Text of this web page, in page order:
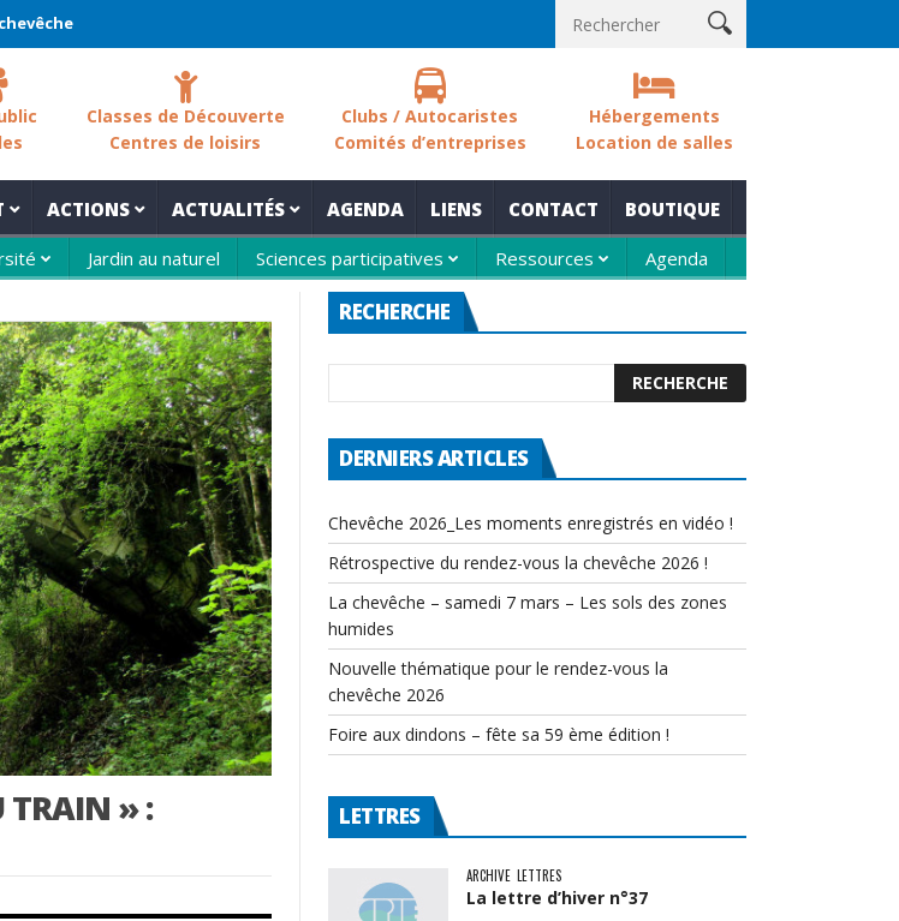
2026 ! Nouvelle thématique pour le rendez-
Classes de Découverte
Centres de loisirs
Clubs / Autocaristes
Comités d’entreprises
Hébergements
Location de salles
ACTIONS ACTUALITÉS AGENDA LIENS CONTACT BOUTIQUE
Jardin au naturel Sciences participatives Ressources Agenda
TRAIN » :
RECHERCHE
DERNIERS ARTICLES
Chevêche 2026_Les moments enregistrés en vidéo !
Rétrospective du rendez-vous la chevêche 2026 !
La chevêche – samedi 7 mars – Les sols des zones
humides
Nouvelle thématique pour le rendez-vous la
chevêche 2026
Foire aux dindons – fête sa 59 ème édition !
LETTRES
ARCHIVE LETTRES
La lettre d’hiver n°37